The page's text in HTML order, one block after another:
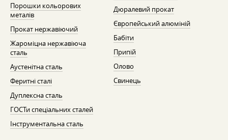
Порошки кольорових
металів
Прокат нержавіючий
Жароміцна нержавіюча
сталь
Аустенітна сталь
Феритні сталі
Дуплексна сталь
ГОСТи спеціальних сталей
Інструментальна сталь
Дюралевий прокат
Європейський алюміній
Бабіти
Припій
Олово
Свинець